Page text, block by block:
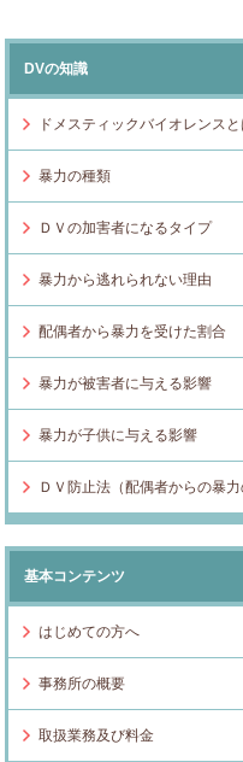
DVの知識
ドメスティックバイオレンスと
暴力の種類
ＤＶの加害者になるタイプ
暴力から逃れられない理由
配偶者から暴力を受けた割合
暴力が被害者に与える影響
暴力が子供に与える影響
ＤＶ防止法（配偶者からの暴
基本コンテンツ
はじめての方へ
事務所の概要
取扱業務及び料金